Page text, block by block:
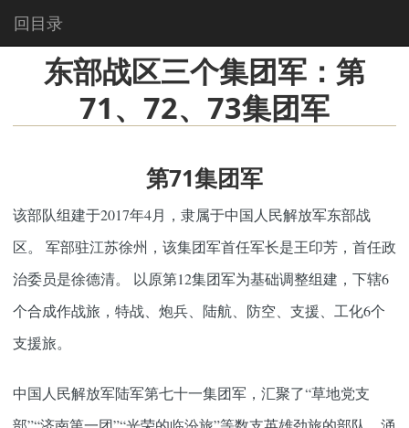
回目录
东部战区三个集团军：第
71、72、73集团军
第71集团军
该部队组建于2017年4月，隶属于中国人民解放军东部战
区。 军部驻江苏徐州，该集团军首任军长是王印芳，首任政
治委员是徐德清。 以原第12集团军为基础调整组建，下辖6
个合成作战旅，特战、炮兵、陆航、防空、支援、工化6个
支援旅。
中国人民解放军陆军第七十一集团军，汇聚了“草地党支